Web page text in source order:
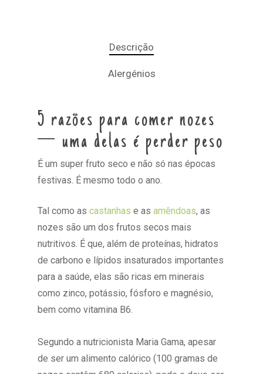
Descrição
Alergénios
5 razões para comer nozes
— uma delas é perder peso
É um super fruto seco e não só nas épocas
festivas. É mesmo todo o ano.
Tal como ascastanhas e asamêndoas, as
nozes são um dos frutos secos mais
nutritivos. É que, além de proteínas, hidratos
de carbono e lípidos insaturados importantes
para a saúde, elas são ricas em minerais
como zinco, potássio, fósforo e magnésio,
bem como vitamina B6.
Segundo a nutricionista Maria Gama, apesar
de ser um alimento calórico (100 gramas de